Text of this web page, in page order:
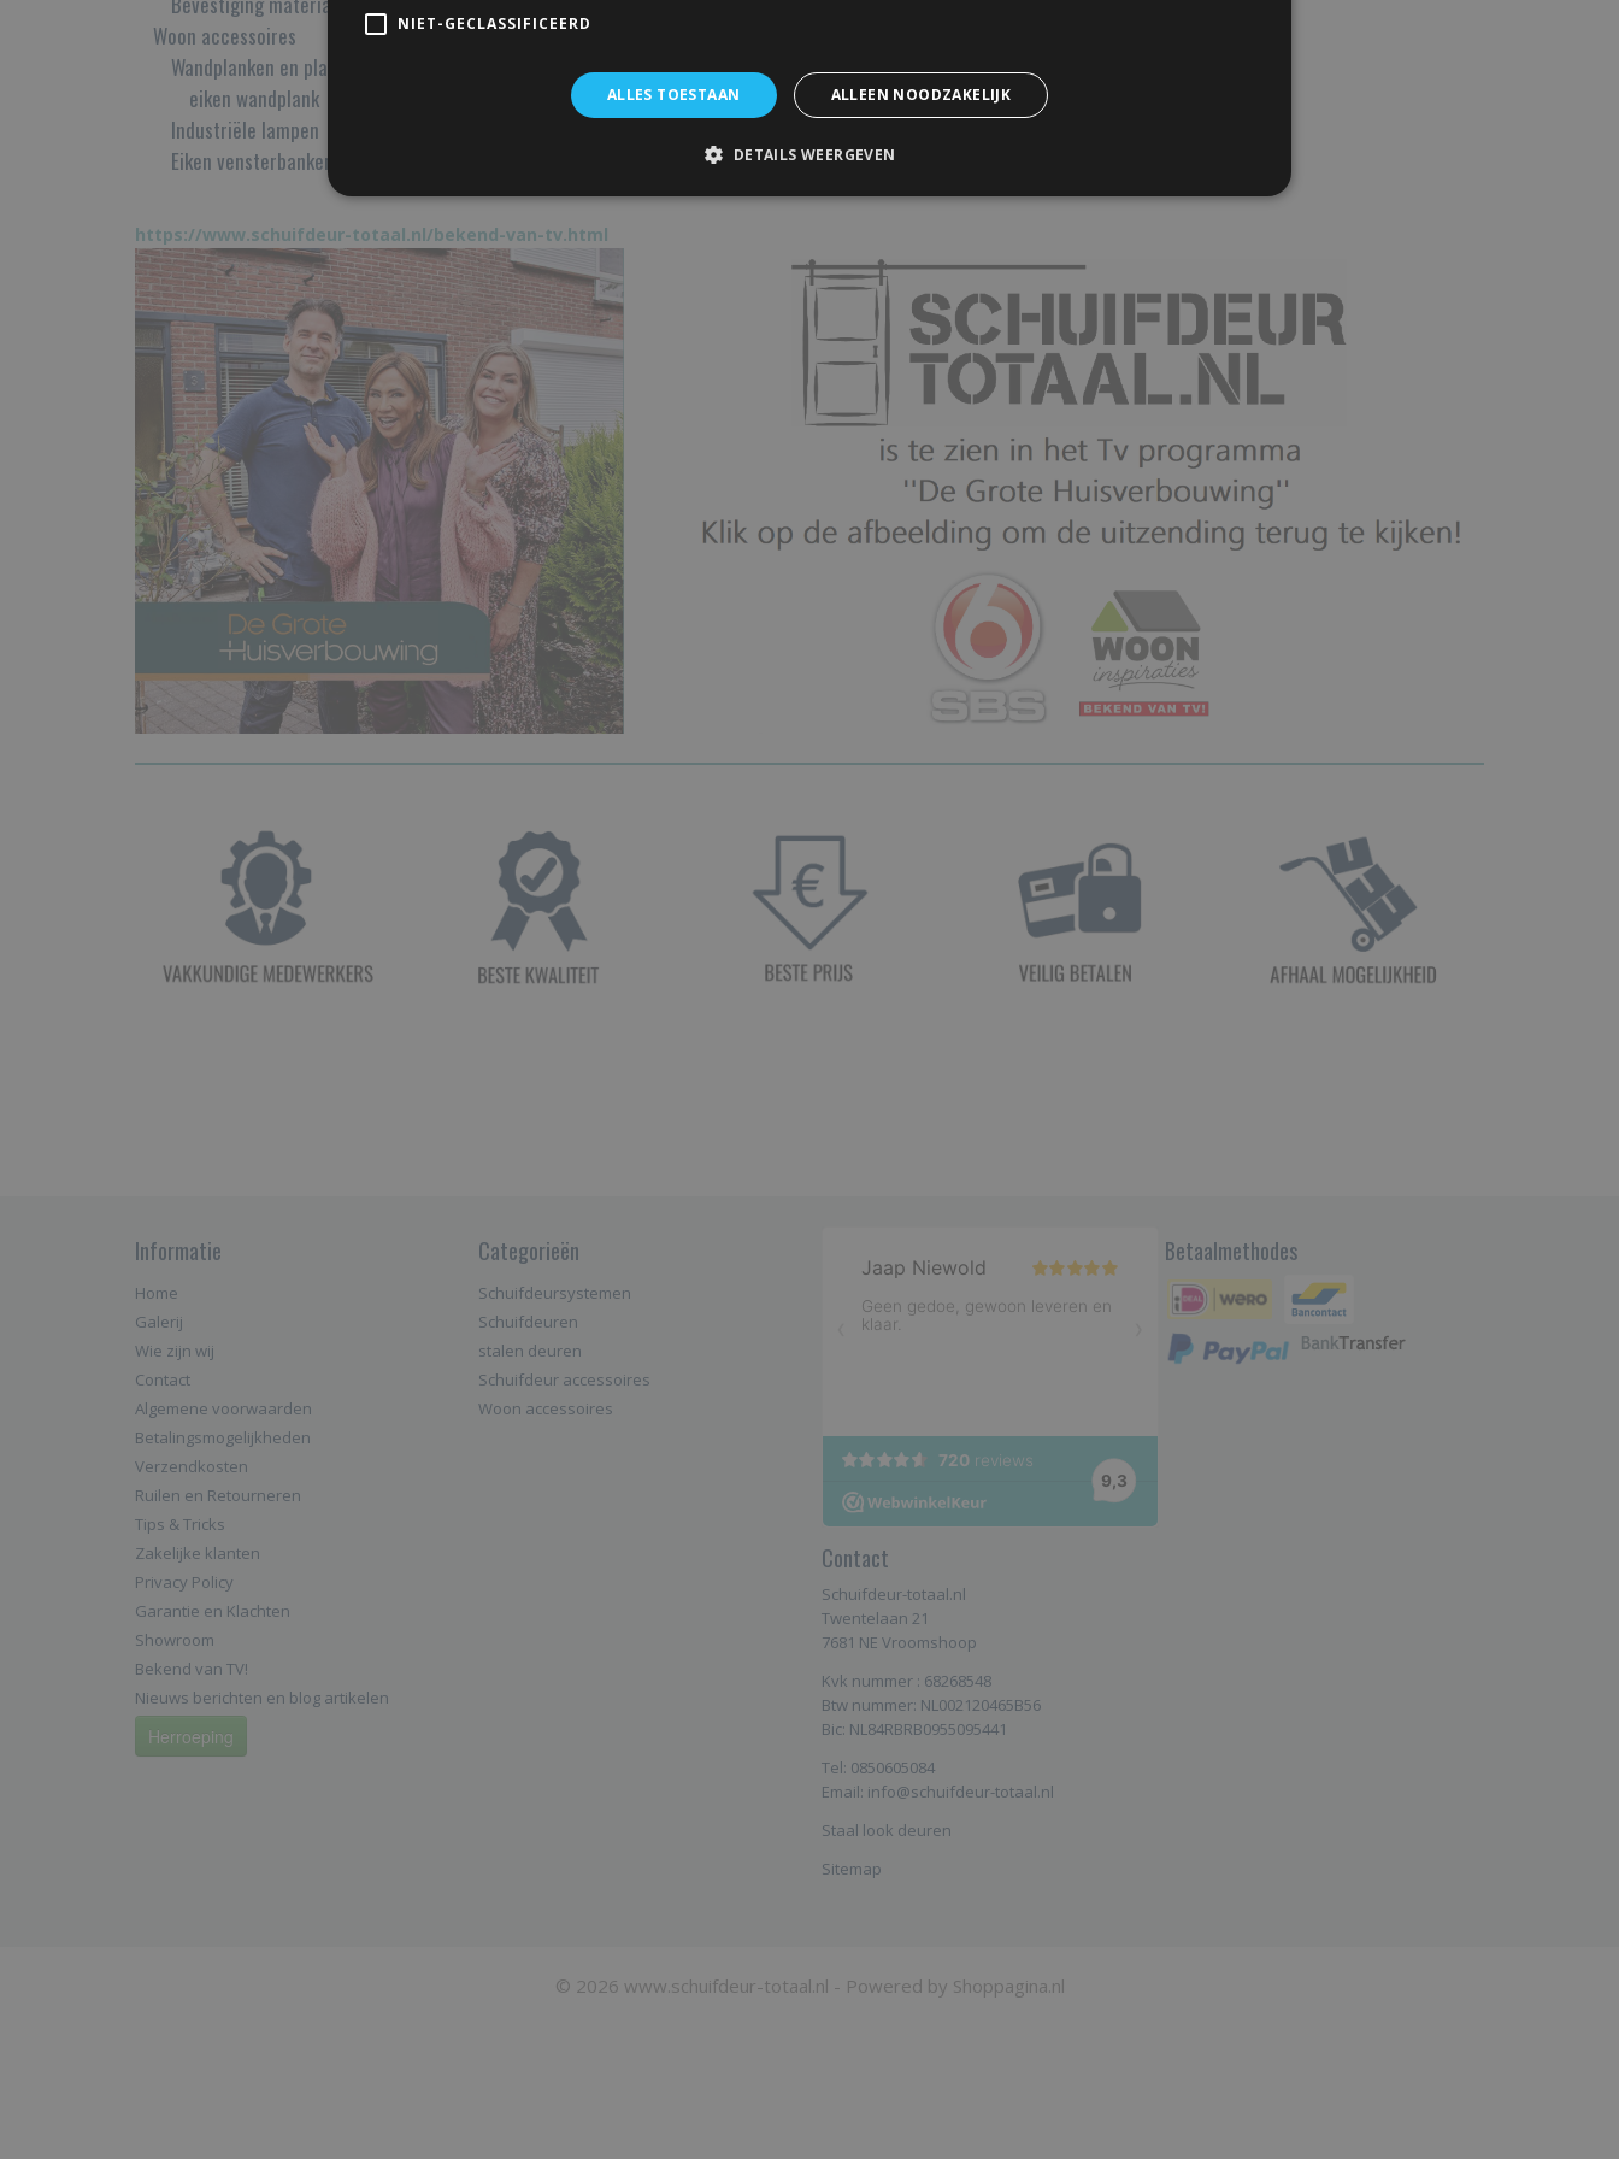
Woon accessoires
Wandplanken en plankdragers
eiken wandplank
Industriële lampen
Eiken vensterbanken
https://www.schuifdeur-totaal.nl/bekend-van-tv.html
Informatie
Home
Galerij
Wie zijn wij
Contact
Algemene voorwaarden
Betalingsmogelijkheden
Verzendkosten
Ruilen en Retourneren
Tips & Tricks
Zakelijke klanten
Privacy Policy
Garantie en Klachten
Showroom
Bekend van TV!
Nieuws berichten en blog artikelen
Herroeping
Categorieën
Schuifdeursystemen
Schuifdeuren
stalen deuren
Schuifdeur accessoires
Woon accessoires
Contact
Schuifdeur-totaal.nl
Twentelaan 21
7681 NE Vroomshoop
Kvk nummer : 68268548
Btw nummer: NL002120465B56
Bic: NL84RBRB0955095441
Tel: 0850605084
Email: info@schuifdeur-totaal.nl
Staal look deuren
Sitemap
Betaalmethodes
© 2026 www.schuifdeur-totaal.nl - Powered by Shoppagina.nl
NIET-GECLASSIFICEERD
ALLES TOESTAAN ALLEEN NOODZAKELIJK
DETAILS WEERGEVEN